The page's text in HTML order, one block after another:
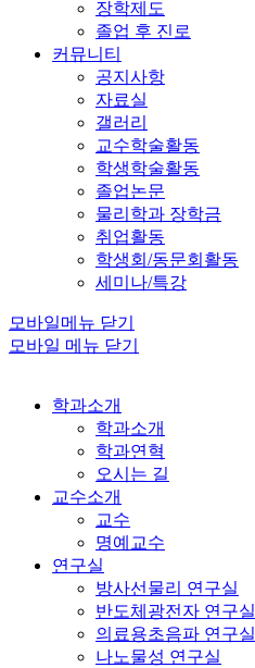
장학제도
졸업 후 진로
커뮤니티
공지사항
자료실
갤러리
교수학술활동
학생학술활동
졸업논문
물리학과 장학금
취업활동
학생회/동문회활동
세미나/특강
모바일메뉴 닫기
모바일 메뉴 닫기
학과소개
학과소개
학과연혁
오시는 길
교수소개
교수
명예교수
연구실
방사선물리 연구실
반도체광전자 연구실
의료용초음파 연구실
나노물성 연구실